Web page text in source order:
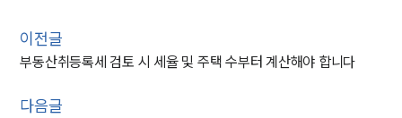
이전글
부동산취등록세 검토 시 세율 및 주택 수부터 계산해야 합니다
다음글